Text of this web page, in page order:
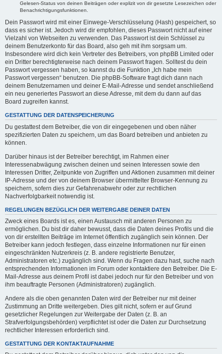
Gelesen-Status von deinen Beiträgen oder explizit von dir gesetzte Lesezeichen oder
Benachrichtigungsfunktionen.
Dein Passwort wird mit einer Einwege-Verschlüsselung (Hash) gespeichert, so
dass es sicher ist. Jedoch wird dir empfohlen, dieses Passwort nicht auf einer
Vielzahl von Webseiten zu verwenden. Das Passwort ist dein Schlüssel zu
deinem Benutzerkonto für das Board, also geh mit ihm sorgsam um.
Insbesondere wird dich kein Vertreter des Betreibers, von phpBB Limited oder
ein Dritter berechtigterweise nach deinem Passwort fragen. Solltest du dein
Passwort vergessen haben, so kannst du die Funktion „Ich habe mein
Passwort vergessen“ benutzen. Die phpBB-Software fragt dich dann nach
deinem Benutzernamen und deiner E-Mail-Adresse und sendet anschließend
ein neu generiertes Passwort an diese Adresse, mit dem du dann auf das
Board zugreifen kannst.
GESTATTUNG DER DATENSPEICHERUNG
Du gestattest dem Betreiber, die von dir eingegebenen und oben näher
spezifizierten Daten zu speichern, um das Board betreiben und anbieten zu
können.
Darüber hinaus ist der Betreiber berechtigt, im Rahmen einer
Interessenabwägung zwischen deinen und seinen Interessen sowie den
Interessen Dritter, Zeitpunkte von Zugriffen und Aktionen zusammen mit deiner
IP-Adresse und der von deinem Browser übermittelter Browser-Kennung zu
speichern, sofern dies zur Gefahrenabwehr oder zur rechtlichen
Nachverfolgbarkeit notwendig ist.
REGELUNGEN BEZÜGLICH DER WEITERGABE DEINER DATEN
Zweck eines Boards ist es, einen Austausch mit anderen Personen zu
ermöglichen. Du bist dir daher bewusst, dass die Daten deines Profils und die
von dir erstellten Beiträge im Internet öffentlich zugänglich sein können. Der
Betreiber kann jedoch festlegen, dass einzelne Informationen nur für einen
eingeschränkten Nutzerkreis (z. B. andere registrierte Benutzer,
Administratoren etc.) zugänglich sind. Wenn du Fragen dazu hast, suche nach
entsprechenden Informationen im Forum oder kontaktiere den Betreiber. Die E-
Mail-Adresse aus deinem Profil ist dabei jedoch nur für den Betreiber und von
ihm beauftragte Personen (Administratoren) zugänglich.
Andere als die oben genannten Daten wird der Betreiber nur mit deiner
Zustimmung an Dritte weitergeben. Dies gilt nicht, sofern er auf Grund
gesetzlicher Regelungen zur Weitergabe der Daten (z. B. an
Strafverfolgungsbehörden) verpflichtet ist oder die Daten zur Durchsetzung
rechtlicher Interessen erforderlich sind.
GESTATTUNG DER KONTAKTAUFNAHME